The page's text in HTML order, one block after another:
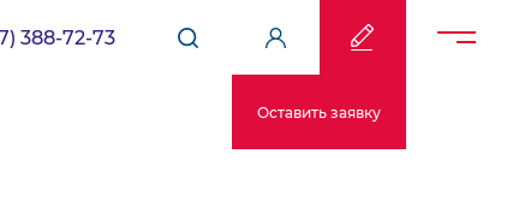
388-72-73
Оставить заявку